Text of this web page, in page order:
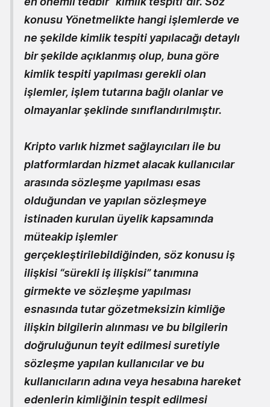
konusu Yönetmelikte hangi işlemlerde ve
ne şekilde kimlik tespiti yapılacağı detaylı
bir şekilde açıklanmış olup, buna göre
kimlik tespiti yapılması gerekli olan
işlemler, işlem tutarına bağlı olanlar ve
olmayanlar şeklinde sınıflandırılmıştır.
Kripto varlık hizmet sağlayıcıları ile bu
platformlardan hizmet alacak kullanıcılar
arasında sözleşme yapılması esas
olduğundan ve yapılan sözleşmeye
istinaden kurulan üyelik kapsamında
müteakip işlemler
gerçekleştirilebildiğinden, söz konusu iş
ilişkisi “sürekli iş ilişkisi” tanımına
girmekte ve sözleşme yapılması
esnasında tutar gözetmeksizin kimliğe
ilişkin bilgilerin alınması ve bu bilgilerin
doğruluğunun teyit edilmesi suretiyle
sözleşme yapılan kullanıcılar ve bu
kullanıcıların adına veya hesabına hareket
edenlerin kimliğinin tespit edilmesi